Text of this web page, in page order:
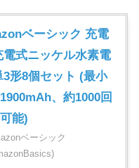
ベーシック 充電
電式ニッケル水素電
3形8個セット (最小
、約1000回
能)
ベーシック